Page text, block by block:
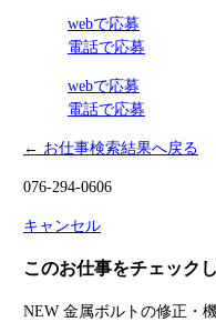
webで応募
電話で応募
webで応募
電話で応募
← お仕事検索結果へ戻る
076-294-0606
キャンセル
このお仕事をチェック
NEW金属ボルトの修正・